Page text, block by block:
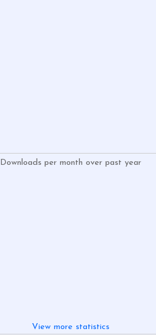
Downloads per month over past year
View more statistics